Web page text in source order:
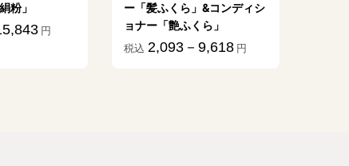
粉」
円
ー「髪ふくら」&コンディシ
ョナー「艶ふくら」
税込 2,093－9,618 円